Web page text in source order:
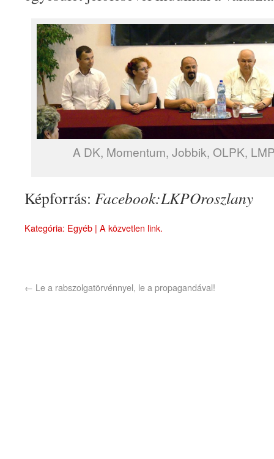
A DK, Momentum, Jobbik, OLPK,
Képforrás: Facebook:LKPOroszlany
Kategória: Egyéb | A közvetlen link.
← Le a rabszolgatörvénnyel, le a propagandával!